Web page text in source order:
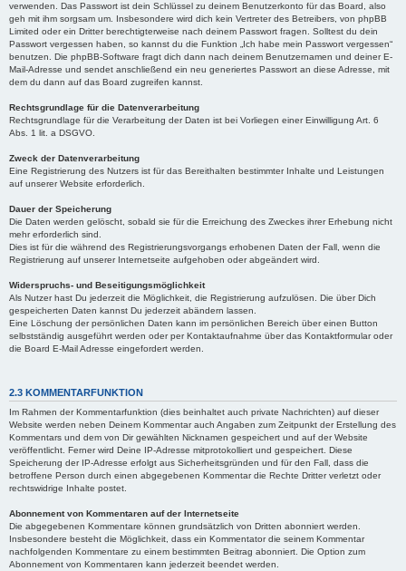
verwenden. Das Passwort ist dein Schlüssel zu deinem Benutzerkonto für das Board, also
geh mit ihm sorgsam um. Insbesondere wird dich kein Vertreter des Betreibers, von phpBB
Limited oder ein Dritter berechtigterweise nach deinem Passwort fragen. Solltest du dein
Passwort vergessen haben, so kannst du die Funktion „Ich habe mein Passwort vergessen“
benutzen. Die phpBB-Software fragt dich dann nach deinem Benutzernamen und deiner E-
Mail-Adresse und sendet anschließend ein neu generiertes Passwort an diese Adresse, mit
dem du dann auf das Board zugreifen kannst.
Rechtsgrundlage für die Datenverarbeitung
Rechtsgrundlage für die Verarbeitung der Daten ist bei Vorliegen einer Einwilligung Art. 6
Abs. 1 lit. a DSGVO.
Zweck der Datenverarbeitung
Eine Registrierung des Nutzers ist für das Bereithalten bestimmter Inhalte und Leistungen
auf unserer Website erforderlich.
Dauer der Speicherung
Die Daten werden gelöscht, sobald sie für die Erreichung des Zweckes ihrer Erhebung nicht
mehr erforderlich sind.
Dies ist für die während des Registrierungsvorgangs erhobenen Daten der Fall, wenn die
Registrierung auf unserer Internetseite aufgehoben oder abgeändert wird.
Widerspruchs- und Beseitigungsmöglichkeit
Als Nutzer hast Du jederzeit die Möglichkeit, die Registrierung aufzulösen. Die über Dich
gespeicherten Daten kannst Du jederzeit abändern lassen.
Eine Löschung der persönlichen Daten kann im persönlichen Bereich über einen Button
selbstständig ausgeführt werden oder per Kontaktaufnahme über das Kontaktformular oder
die Board E-Mail Adresse eingefordert werden.
2.3 KOMMENTARFUNKTION
Im Rahmen der Kommentarfunktion (dies beinhaltet auch private Nachrichten) auf dieser
Website werden neben Deinem Kommentar auch Angaben zum Zeitpunkt der Erstellung des
Kommentars und dem von Dir gewählten Nicknamen gespeichert und auf der Website
veröffentlicht. Ferner wird Deine IP-Adresse mitprotokolliert und gespeichert. Diese
Speicherung der IP-Adresse erfolgt aus Sicherheitsgründen und für den Fall, dass die
betroffene Person durch einen abgegebenen Kommentar die Rechte Dritter verletzt oder
rechtswidrige Inhalte postet.
Abonnement von Kommentaren auf der Internetseite
Die abgegebenen Kommentare können grundsätzlich von Dritten abonniert werden.
Insbesondere besteht die Möglichkeit, dass ein Kommentator die seinem Kommentar
nachfolgenden Kommentare zu einem bestimmten Beitrag abonniert. Die Option zum
Abonnement von Kommentaren kann jederzeit beendet werden.